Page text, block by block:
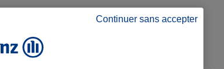
département Deux-Sèvres
Continuer sans accepter